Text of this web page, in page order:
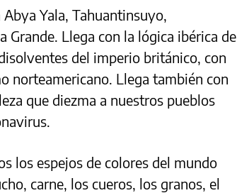
Yala, Tahuantinsuyo,
Llega con la lógica ibérica de
del imperio británico, con
norteamericano. Llega también con
que diezma a nuestros pueblos
los espejos de colores del mundo
carne, los cueros, los granos, el